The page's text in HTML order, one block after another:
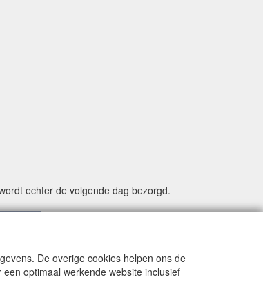
echter de volgende dag bezorgd.
explicit written permission.
De overige cookies helpen ons de
optimaal werkende website inclusief